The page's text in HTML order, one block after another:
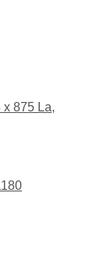
875 La,